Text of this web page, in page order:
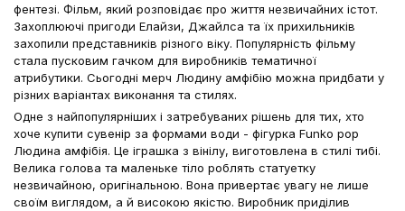
фентезі. Фільм, який розповідає про життя незвичайних істот.
Захоплюючі пригоди Елайзи, Джайлса та їх прихильників
захопили представників різного віку. Популярність фільму
стала пусковим гачком для виробників тематичної
атрибутики. Сьогодні мерч Людину амфібію можна придбати у
різних варіантах виконання та стилях.
Одне з найпопулярніших і затребуваних рішень для тих, хто
хоче купити сувенір за формами води - фігурка Funko pop
Людина амфібія. Це іграшка з вінілу, виготовлена в стилі тибі.
Велика голова та маленьке тіло роблять статуетку
незвичайною, оригінальною. Вона привертає увагу не лише
своїм виглядом, а й високою якістю. Виробник приділив